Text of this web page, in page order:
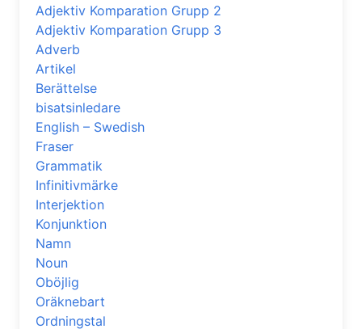
Adjektiv Komparation Grupp 2
Adjektiv Komparation Grupp 3
Adverb
Artikel
Berättelse
bisatsinledare
English – Swedish
Fraser
Grammatik
Infinitivmärke
Interjektion
Konjunktion
Namn
Noun
Oböjlig
Oräknebart
Ordningstal